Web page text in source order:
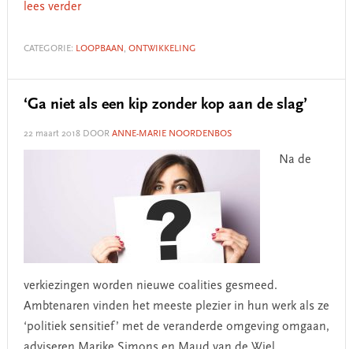
lees verder
CATEGORIE: LOOPBAAN , ONTWIKKELING
‘Ga niet als een kip zonder kop aan de slag’
22 maart 2018DOOR ANNE-MARIE NOORDENBOS
Na de
verkiezingen worden nieuwe coalities gesmeed.
Ambtenaren vinden het meeste plezier in hun werk als ze
‘politiek sensitief’ met de veranderde omgeving omgaan,